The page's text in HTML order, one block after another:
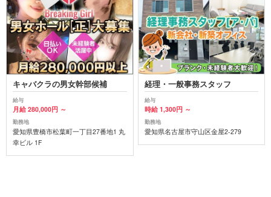
キャバクラの男女幹部候補
給与
月給 280,000円 ～
勤務地
愛知県豊橋市松葉町一丁目27番地1 丸
幸ビル 1F
経理・一般事務スタッフ
給与
時給 1,300円 ～
勤務地
愛知県名古屋市守山区金屋2-279